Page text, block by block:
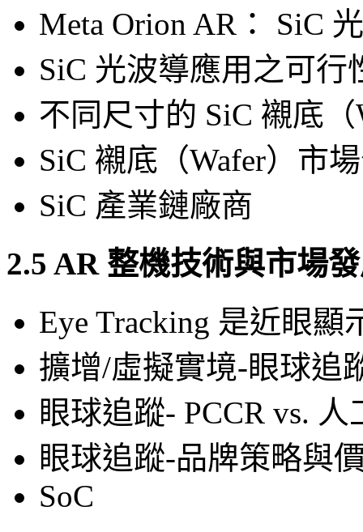
Meta Orion AR： SiC
SiC 光波導應用之可行
不同尺寸的 SiC 襯底
SiC 襯底（Wafer）市
SiC 產業鏈廠商
2.5 AR 整機技術與市場
Eye Tracking 是近眼
擴增/虛擬實境-眼球追
眼球追蹤- PCCR vs.
眼球追蹤-品牌策略與
SoC